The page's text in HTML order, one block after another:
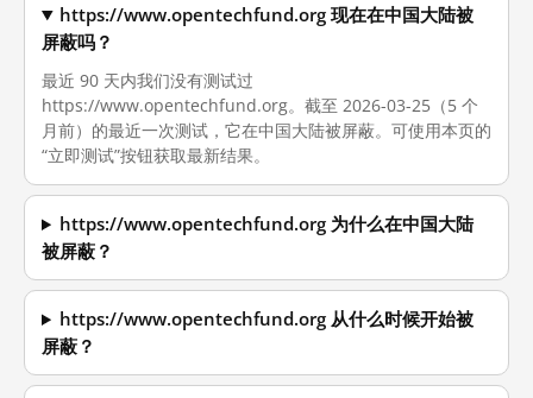
https://www.opentechfund.org 现在在中国大陆被
屏蔽吗？
最近 90 天内我们没有测试过
https://www.opentechfund.org。截至 2026-03-25（5 个
月前）的最近一次测试，它在中国大陆被屏蔽。可使用本页的
“立即测试”按钮获取最新结果。
https://www.opentechfund.org 为什么在中国大陆
被屏蔽？
https://www.opentechfund.org 从什么时候开始被
屏蔽？